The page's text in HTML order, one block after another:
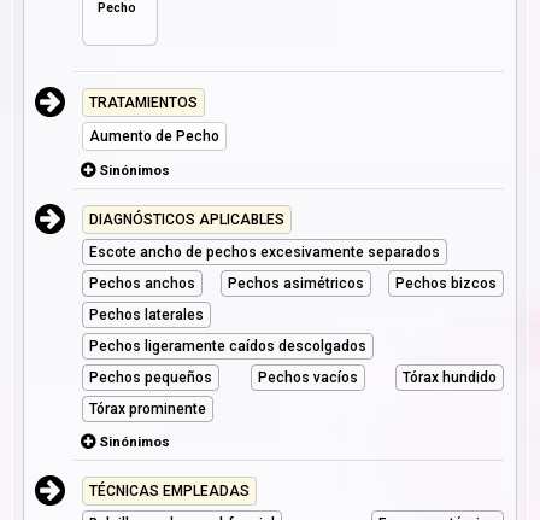
Pecho
TRATAMIENTOS
Aumento de Pecho
Sinónimos
DIAGNÓSTICOS APLICABLES
Escote ancho de pechos excesivamente separados
Pechos anchos
Pechos asimétricos
Pechos bizcos
Pechos laterales
Pechos ligeramente caídos descolgados
Pechos pequeños
Pechos vacíos
Tórax hundido
Tórax prominente
Sinónimos
TÉCNICAS EMPLEADAS